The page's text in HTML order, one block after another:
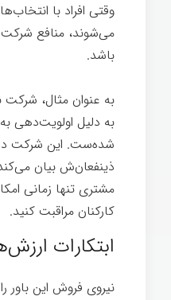
وقتی افراد با
می‌شوند، منافع
باشد.
به عنوان مثال، شرکت
به دلیل اولویت‌دهی
شده‌ست. این شرکت در
ذینفعان‌ش بیان
مشتری تنها زمانی
کارکنان مراقبت کنید.
ابتکارات
نیروی فروش این باور